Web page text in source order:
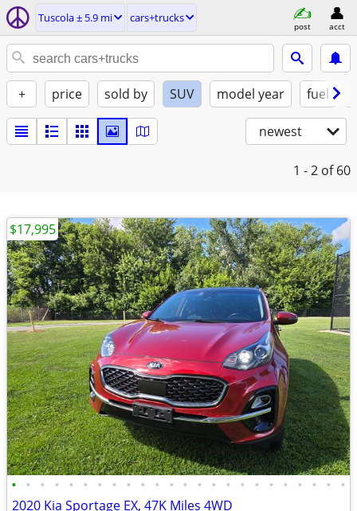
Tuscola ± 5.9 mi cars+trucks
post acct
+ price sold by SUV model year fuel
newest
1 - 2 of 60
• • • • • • • • • • • • • • • • • • • • • • • •
2020 Kia Sportage EX, 47K Miles 4WD
$17,995